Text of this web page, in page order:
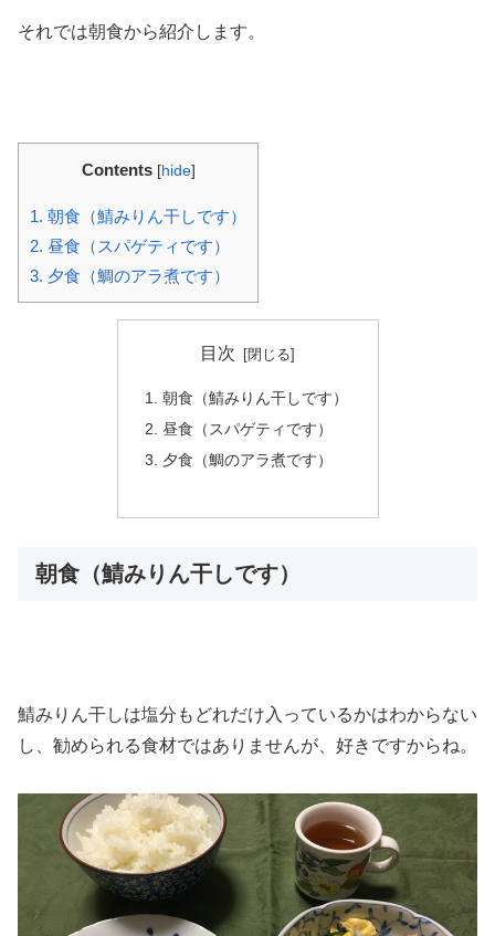
それでは朝食から紹介します。
Contents [hide]
1. 朝食（鯖みりん干しです）
2. 昼食（スパゲティです）
3. 夕食（鯛のアラ煮です）
目次
朝食（鯖みりん干しです）
昼食（スパゲティです）
夕食（鯛のアラ煮です）
朝食（鯖みりん干しです）
鯖みりん干しは塩分もどれだけ入っているかはわからない
し、勧められる食材ではありませんが、好きですからね。